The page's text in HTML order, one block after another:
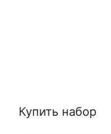
Купить набор